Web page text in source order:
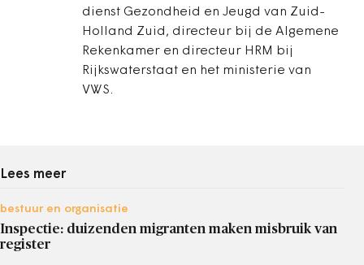
dienst Gezondheid en Jeugd van Zuid-
Holland Zuid, directeur bij de Algemene
Rekenkamer en directeur HRM bij
Rijkswaterstaat en het ministerie van
VWS.
Lees meer
bestuur en organisatie
Inspectie: duizenden migranten maken misbruik van
register